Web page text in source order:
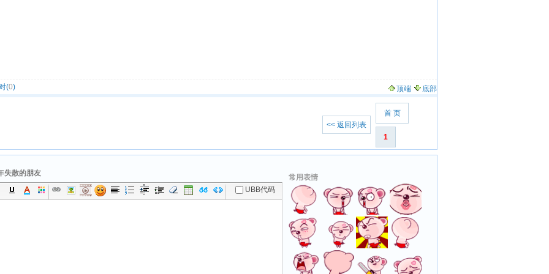
(0) 顶端 底部
<< 返回列表
首 页
1
失散的朋友 常用表情